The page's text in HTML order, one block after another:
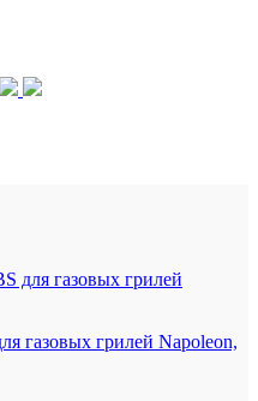
для газовых грилей